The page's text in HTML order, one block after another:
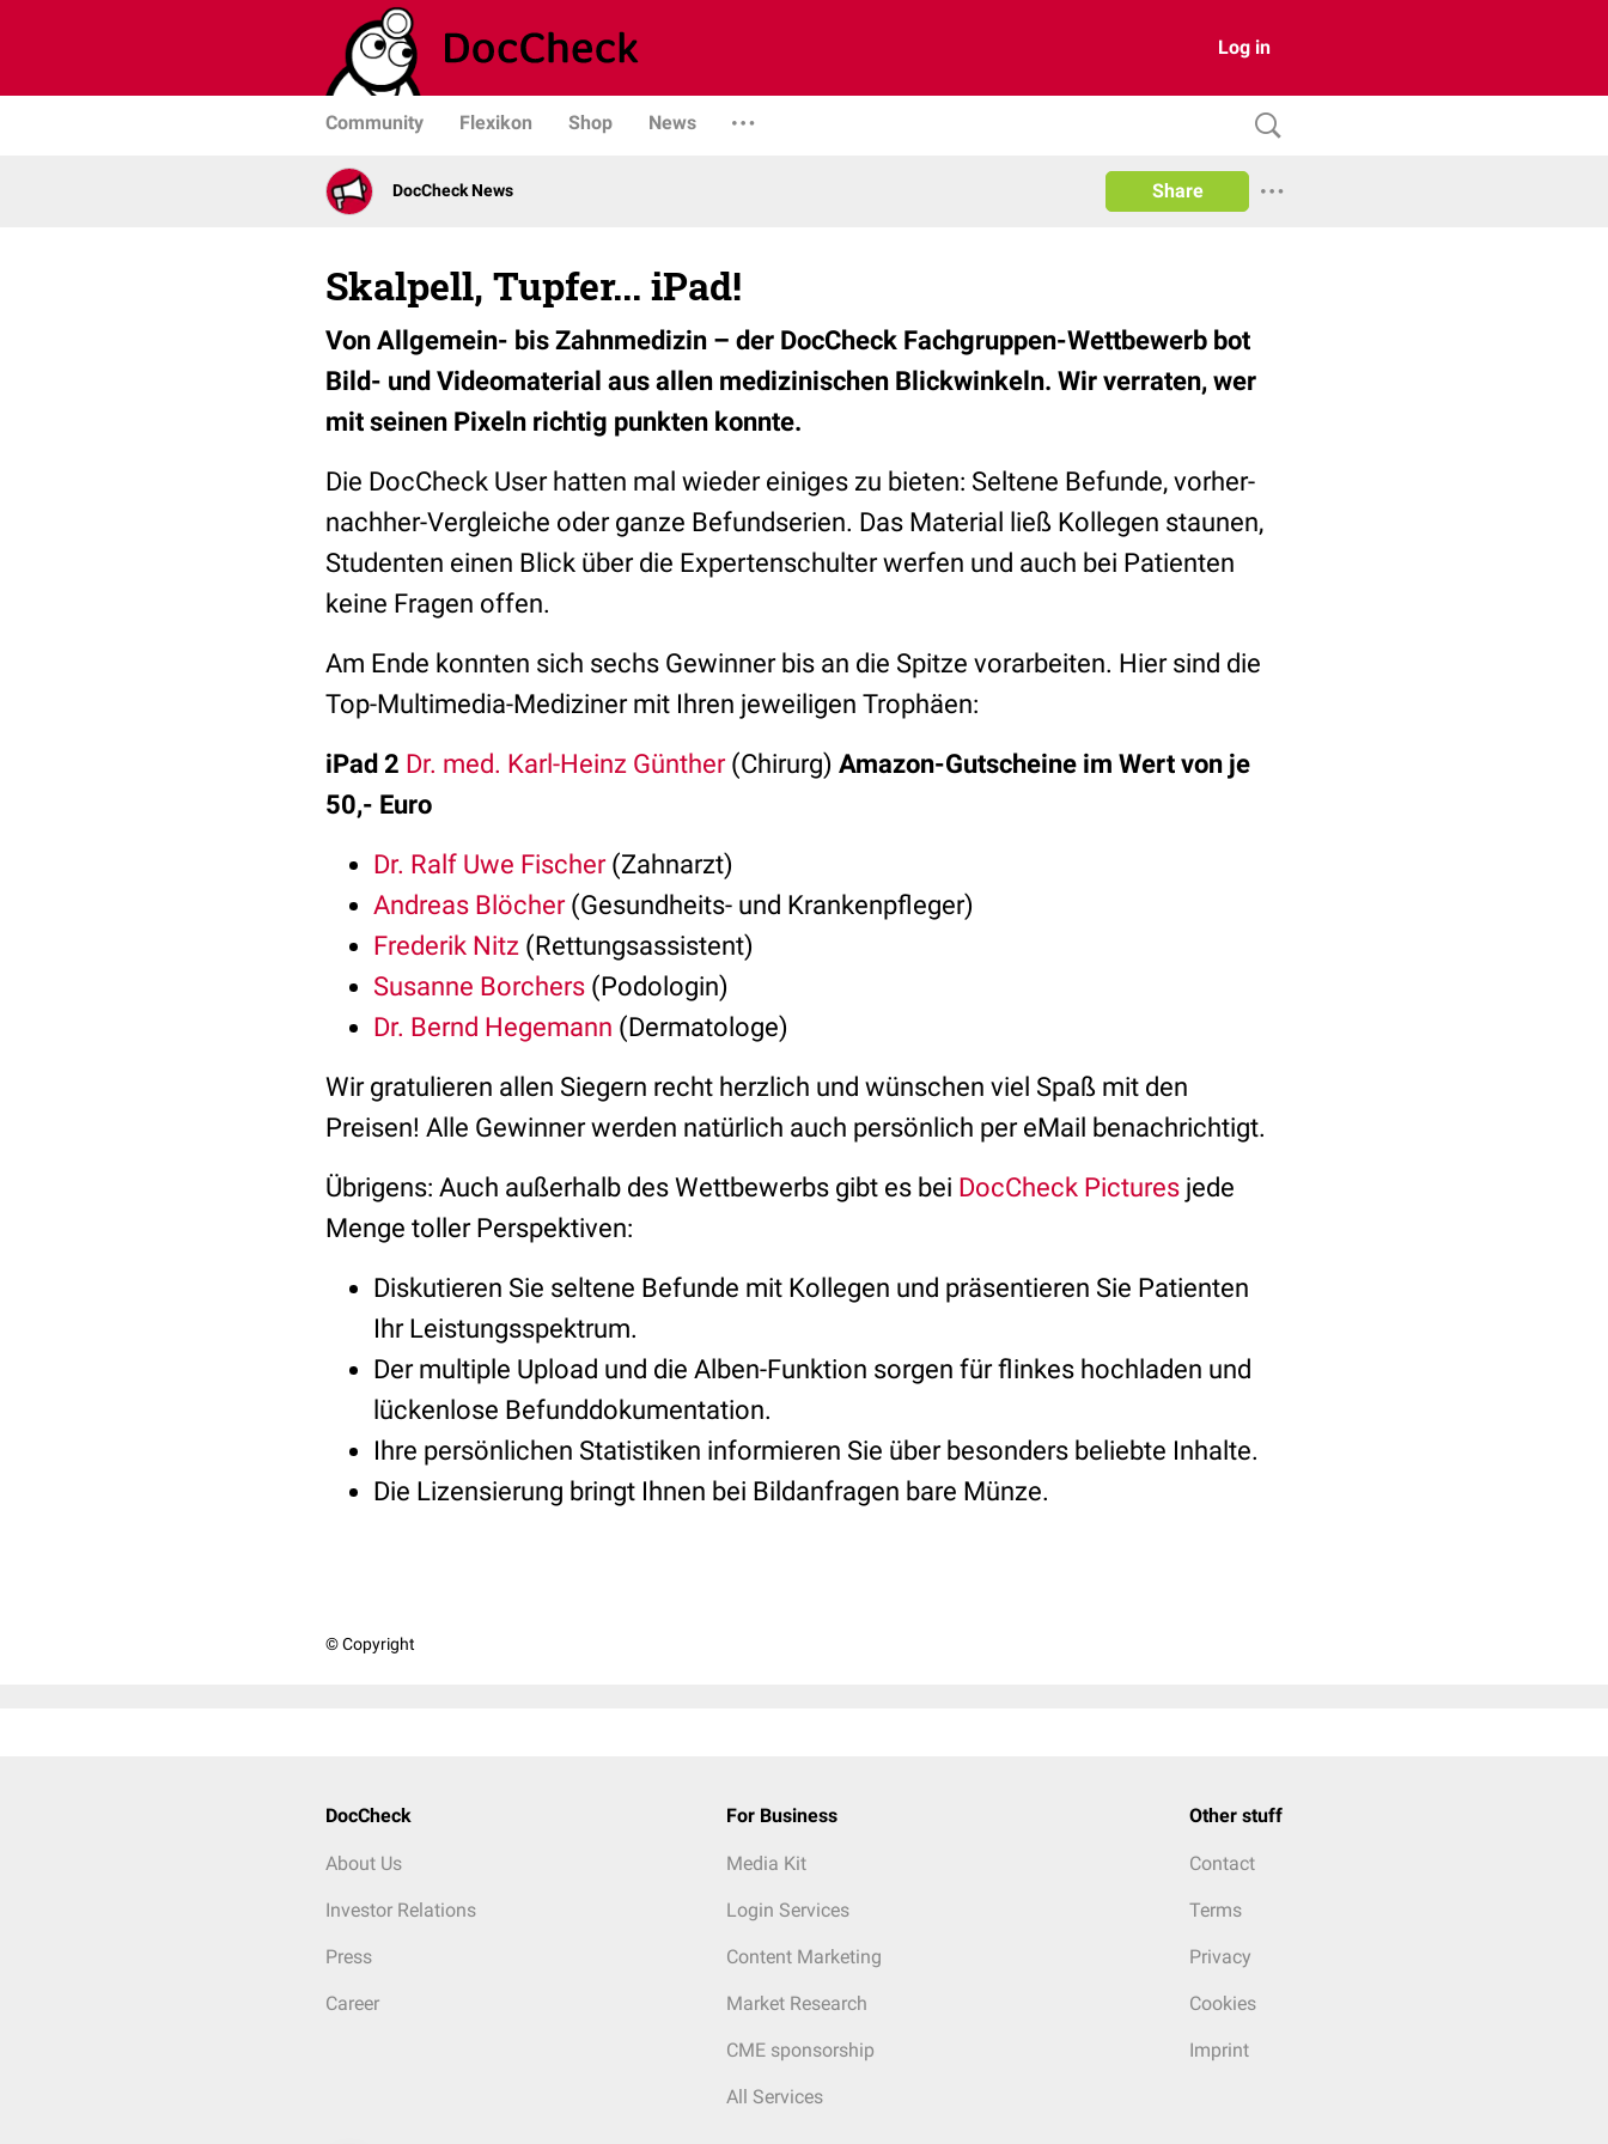
Log in
Community Flexikon Shop News
DocCheck News Share
Skalpell, Tupfer... iPad!
Von Allgemein- bis Zahnmedizin – der DocCheck Fachgruppen-Wettbewerb bot
Bild- und Videomaterial aus allen medizinischen Blickwinkeln. Wir verraten, wer
mit seinen Pixeln richtig punkten konnte.
Die DocCheck User hatten mal wieder einiges zu bieten: Seltene Befunde, vorher-
nachher-Vergleiche oder ganze Befundserien. Das Material ließ Kollegen staunen,
Studenten einen Blick über die Expertenschulter werfen und auch bei Patienten
keine Fragen offen.
Am Ende konnten sich sechs Gewinner bis an die Spitze vorarbeiten. Hier sind die
Top-Multimedia-Mediziner mit Ihren jeweiligen Trophäen:
iPad 2 Dr. med. Karl-Heinz Günther(Chirurg) Amazon-Gutscheine im Wert von je
50,- Euro
Dr. Ralf Uwe Fischer(Zahnarzt)
Andreas Blöcher(Gesundheits- und Krankenpfleger)
Frederik Nitz (Rettungsassistent)
Susanne Borchers (Podologin)
Dr. Bernd Hegemann (Dermatologe)
Wir gratulieren allen Siegern recht herzlich und wünschen viel Spaß mit den
Preisen! Alle Gewinner werden natürlich auch persönlich per eMail benachrichtigt.
Übrigens: Auch außerhalb des Wettbewerbs gibt es bei DocCheck Pictures jede
Menge toller Perspektiven:
Diskutieren Sie seltene Befunde mit Kollegen und präsentieren Sie Patienten
Ihr Leistungsspektrum.
Der multiple Upload und die Alben-Funktion sorgen für flinkes hochladen und
lückenlose Befunddokumentation.
Ihre persönlichen Statistiken informieren Sie über besonders beliebte Inhalte.
Die Lizensierung bringt Ihnen bei Bildanfragen bare Münze.
© Copyright
DocCheck
About Us
Investor Relations
Press
Career
For Business
Media Kit
Login Services
Content Marketing
Market Research
CME sponsorship
All Services
Other stuff
Contact
Terms
Privacy
Cookies
Imprint